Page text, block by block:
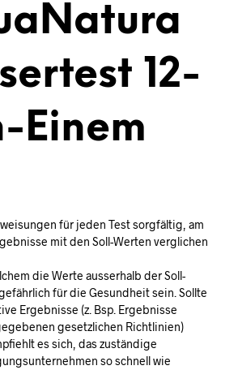
12-
Einem
für jeden Test sorgfältig, am
mit den Soll-Werten verglichen
die Werte ausserhalb der Soll-
für die Gesundheit sein. Sollte
Ergebnisse (z. Bsp. Ergebnisse
gesetzlichen Richtlinien)
es sich, das zuständige
so schnell wie